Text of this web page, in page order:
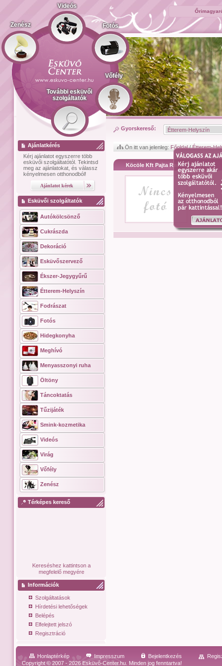
Zenész
Videós
Fotós
Vőfély
További esküvői
szolgáltatók
Ajánlatkérés
Kérj ajánlatot egyszerre több
esküvői szolgáltatótól. Tekintsd
meg az ajánlatokat, és válassz
kényelmesen otthonodból!
Esküvői szolgáltatók
Autókölcsönző
Cukrászda
Dekoráció
Esküvőszervező
Ékszer-Jegygyűrű
Étterem-Helyszín
Fodrászat
Fotós
Hidegkonyha
Meghívó
Menyasszonyi ruha
Öltöny
Táncoktatás
Tűzijáték
Smink-kozmetika
Videós
Virág
Vőfély
Zenész
Térképes kereső
Kereséshez kattintson a
megfelelő megyére
Információk
Szolgáltatások
Hírdetési lehetőségek
Belépés
Elfelejtett jelszó
Regisztráció
Gyorskereső:
Ön itt van jelenleg: Főoldal/Étterem-
Köcöle Kft Pajta Rendezvény Ház
Honlaptérkép Impresszum Bejelentkezés
Copyright © 2007 - 2026 Esküvő-Center.hu. Minden jog fenntartva!